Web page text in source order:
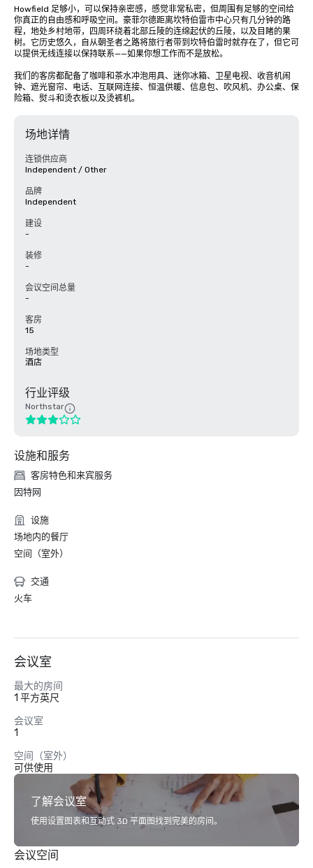
Howfield 足够小，可以保持亲密感，感觉非常私密，但周围有足够的空间给
你真正的自由感和呼吸空间。豪菲尔德距离坎特伯雷市中心只有几分钟的路
程，地处乡村地带，四周环绕着北部丘陵的连绵起伏的丘陵，以及目睹的果
树。它历史悠久，自从朝圣者之路将旅行者带到坎特伯雷时就存在了，但它可
以提供无线连接以保持联系——如果你想工作而不是放松。
我们的客房都配备了咖啡和茶水冲泡用具、迷你冰箱、卫星电视、收音机闹
钟、遮光窗帘、电话、互联网连接、恒温供暖、信息包、吹风机、办公桌、保
险箱、熨斗和烫衣板以及烫裤机。
场地详情
连锁供应商
Independent / Other
品牌
Independent
建设
-
装修
-
会议空间总量
-
客房
15
场地类型
酒店
行业评级
Northstar
设施和服务
客房特色和来宾服务
因特网
设施
场地内的餐厅
空间（室外）
交通
火车
会议室
最大的房间
1 平方英尺
会议室
1
空间（室外）
可供使用
了解会议室
使用设置图表和互动式 3D 平面图找到完美的房间。
会议空间